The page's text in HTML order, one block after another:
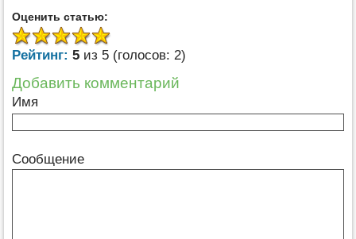
Оценить статью:
Рейтинг: 5 из 5 (голосов: 2)
Добавить комментарий
Имя
Сообщение